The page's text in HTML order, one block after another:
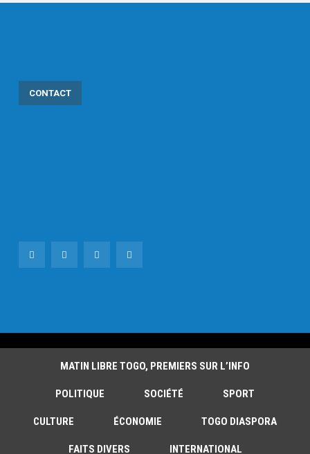
CONTACT
MATIN LIBRE TOGO, PREMIERS SUR L’INFO
POLITIQUE SOCIÉTÉ SPORT
CULTURE ÉCONOMIE TOGO DIASPORA
FAITS DIVERS INTERNATIONAL